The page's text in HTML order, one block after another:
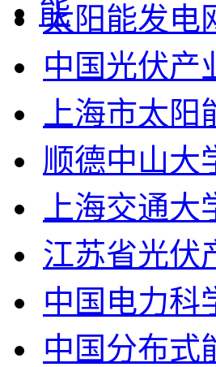
太阳能发电
中国光伏产
上海市太阳
顺德中山大
上海交通
江苏省光伏
中国电力科
中国分布式